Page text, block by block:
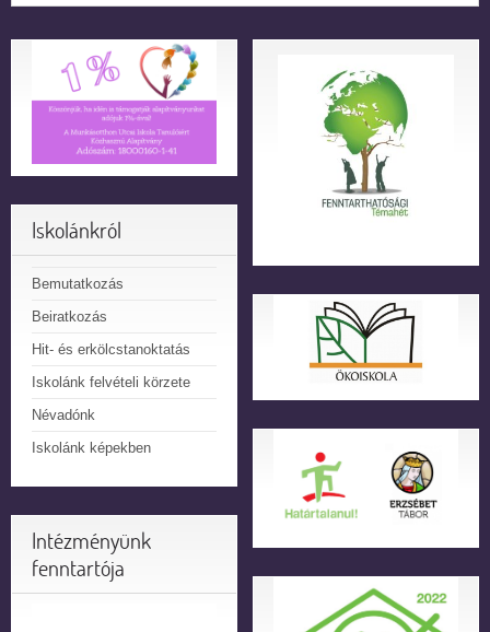
Iskolánkról
Bemutatkozás
Beiratkozás
Hit- és erkölcstanoktatás
Iskolánk felvételi körzete
Névadónk
Iskolánk képekben
Intézményünk
fenntartója